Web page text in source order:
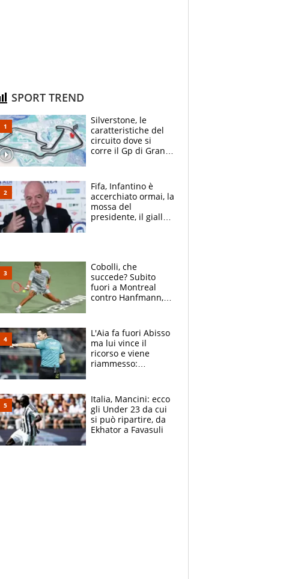
SPORT TREND
Silverstone, le
caratteristiche del
circuito dove si
corre il Gp di Gran
Fifa, Infantino è
accerchiato ormai, la
mossa del
presidente, il giallo
Cobolli, che
succede? Subito
fuori a Montreal
contro Hanfmann,
L'Aia fa fuori Abisso
ma lui vince il
ricorso e viene
riammesso:
Italia, Mancini: ecco
gli Under 23 da cui
si può ripartire, da
Ekhator a Favasuli